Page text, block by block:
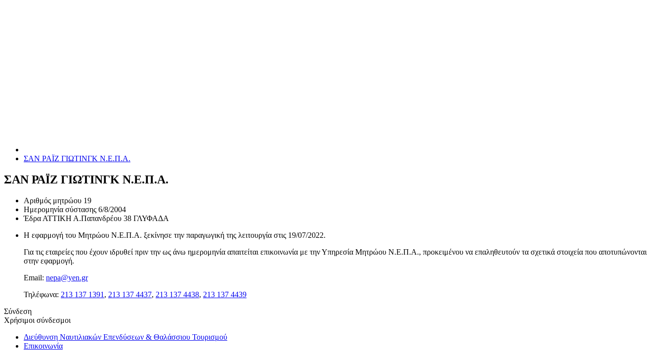
ΣΑΝ ΡΑΪΖ ΓΙΩΤΙΝΓΚ Ν.Ε.Π.Α.
ΣΑΝ ΡΑΪΖ ΓΙΩΤΙΝΓΚ Ν.Ε.Π.Α.
Αριθμός μητρώου 19
Ημερομηνία σύστασης 6/8/2004
Έδρα ΑΤΤΙΚΗ Α.Παπανδρέου 38 ΓΛΥΦΑΔΑ
Η εφαρμογή του Μητρώου Ν.Ε.Π.Α. ξεκίνησε την παραγωγική της λειτουργία στις 19/07/2022.
Για τις εταιρείες που έχουν ιδρυθεί πριν την ως άνω ημερομηνία απαιτείται επικοινωνία με την Υπηρεσία Μητρώου Ν.Ε.Π.Α., προκειμένου να επαληθευτούν τα σχετικά στοιχεία που αποτυπώνονται
στην εφαρμογή.
Email: nepa@yen.gr
Τηλέφωνα: 213 137 1391 , 213 137 4437, 213 137 4438, 213 137 4439
Σύνδεση
Χρήσιμοι σύνδεσμοι
Διεύθυνση Ναυτιλιακών Επενδύσεων & Θαλάσσιου Τουρισμού
Επικοινωνία